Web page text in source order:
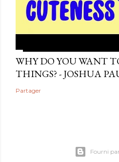
WHY DO YOU WANT
THINGS? - JOSHUA
Partager
Fourni